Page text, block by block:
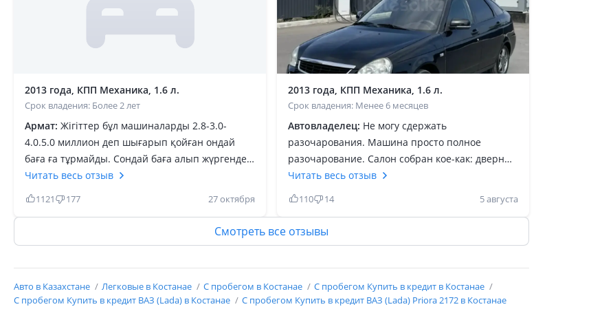
2013 года, КПП Механика, 1.6 л.
Срок владения: Более 2 лет
Армат: Жігіттер бұл машиналарды 2.8-3.0-
4.0.5.0 миллион деп шығарып қойған ондай
баға ға тұрмайды. Сондай баға алып жүргендер
сендерді қарату керек. Лайк басқаннан білуге
болады менің сөзімнің қаншалықты рас
екенінің. Ана енді 176 дизлайк басқандар сол
приорасы бар өткізе алмай жүргендерғо. Либо
қойған кейін қарай. Лада 10 не бұл не
Читать весь отзыв
1121 177 27 октября
2013 года, КПП Механика, 1.6 л.
Срок владения: Менее 6 месяцев
Автовладелец: Не могу сдержать
разочарования. Машина просто полное
разочарование. Салон собран кое-как: дверные
карты болтаются, всё скрипит и дребезжит, как
будто едешь в телеге. Электрика живёт своей
жизнью — ничего не работает как надо. Двери
ожидал хотя бы минимального качества. Врагу
Читать весь отзыв
110 14 5 августа
Смотреть все отзывы
Авто в Казахстане Легковые в Костанае С пробегом в Костанае
С пробегом Купить в кредит в Костанае
С пробегом Купить в кредит ВАЗ (Lada) в Костанае
С пробегом Купить в кредит ВАЗ (Lada) Priora 2172 в Костанае